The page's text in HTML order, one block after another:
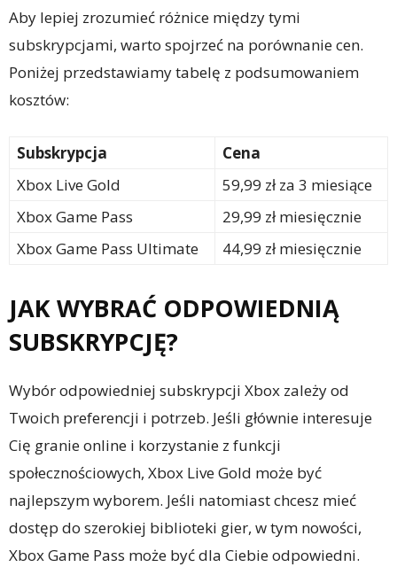
Aby lepiej zrozumieć różnice między tymi
subskrypcjami, warto spojrzeć na porównanie cen.
Poniżej przedstawiamy tabelę z podsumowaniem
kosztów:
Subskrypcja
Cena
Xbox Live Gold
59,99 zł za 3 miesiące
Xbox Game Pass
29,99 zł miesięcznie
Xbox Game Pass Ultimate
44,99 zł miesięcznie
JAK WYBRAĆ ODPOWIEDNIĄ
SUBSKRYPCJĘ?
Wybór odpowiedniej subskrypcji Xbox zależy od
Twoich preferencji i potrzeb. Jeśli głównie interesuje
Cię granie online i korzystanie z funkcji
społecznościowych, Xbox Live Gold może być
najlepszym wyborem. Jeśli natomiast chcesz mieć
dostęp do szerokiej biblioteki gier, w tym nowości,
Xbox Game Pass może być dla Ciebie odpowiedni.